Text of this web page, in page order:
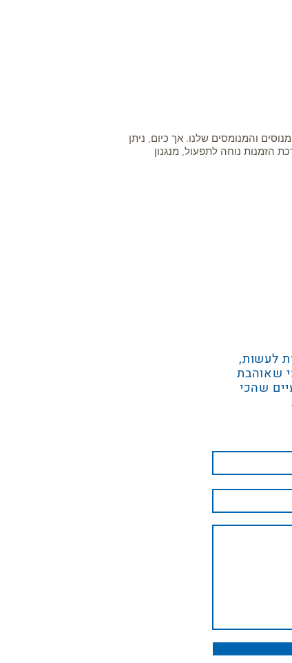
והמנומסים שלנו. אך כיום, ניתן
הזמנות נוחה לתפעול, מנגנון
לעשות,
שאוהבת
שהכי